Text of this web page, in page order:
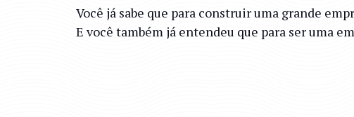
Você já sabe que para construir uma grande
E você também já entendeu que para ser uma